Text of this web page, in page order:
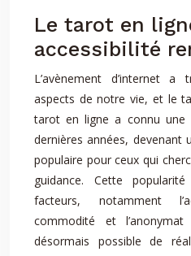
Le tarot en
accessibilité
L’avènement d’internet
aspects de notre vie, et le
tarot en ligne a connu une
dernières années, devenant
populaire pour ceux qui
guidance. Cette
facteurs, notamment
commodité et
désormais possible de